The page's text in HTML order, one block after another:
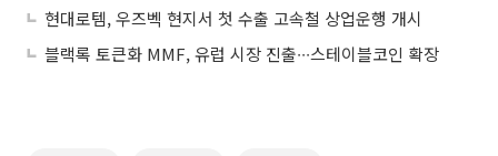
현대로템, 우즈벡 현지서 첫 수출 고속철 상업운행 개시
블랙록 토큰화 MMF, 유럽 시장 진출∙∙∙스테이블코인 확장